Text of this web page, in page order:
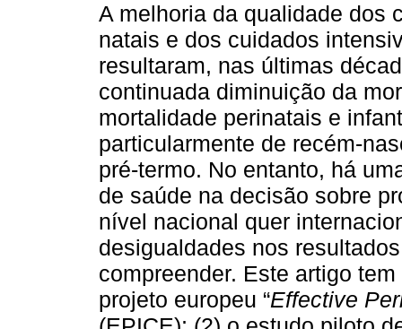
A melhoria da qualidade dos
natais e dos cuidados
resultaram, nas últimas
continuada diminuição da
mortalidade perinatais e
particularmente de recém-
pré-termo. No entanto, há
de saúde na decisão sobre
nível nacional quer
desigualdades nos
compreender. Este artigo
projeto europeu “Effective